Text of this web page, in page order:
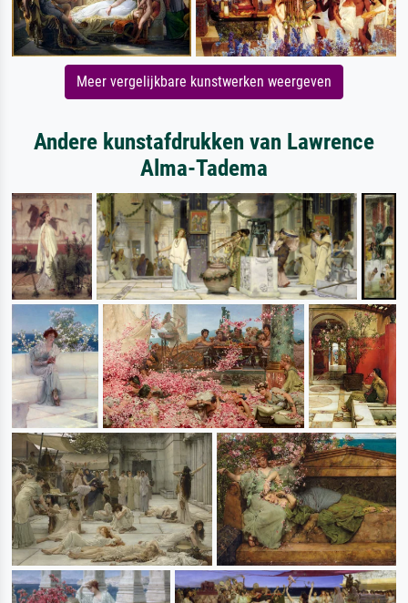
Meer vergelijkbare kunstwerken weergeven
Andere kunstafdrukken van Lawrence
Alma-Tadema